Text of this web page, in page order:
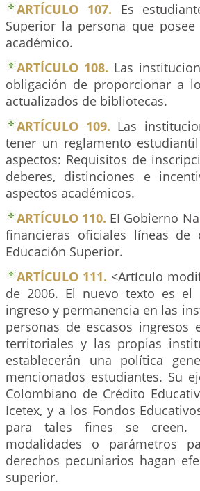
ARTÍCULO 107. Es
Superior la persona que
académico.
ARTÍCULO 108. Las
obligación de proporcionar a
actualizados de bibliotecas.
ARTÍCULO 109. Las
tener un reglamento
aspectos: Requisitos de
deberes, distinciones e
aspectos académicos.
ARTÍCULO 110. EI Gobierno
financieras oficiales líneas de
Educación Superior.
ARTÍCULO 111. <Artículo
de 2006. El nuevo texto es
ingreso y permanencia en las
personas de escasos ingresos
territoriales y las propias
establecerán una política
mencionados estudiantes. Su
Colombiano de Crédito
Icetex, y a los Fondos
para tales fines se creen.
modalidades o parámetros
derechos pecuniarios hagan
superior.